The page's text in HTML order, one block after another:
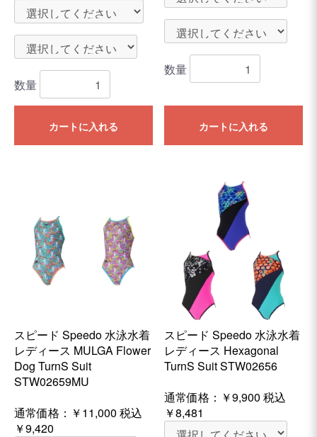
数量
カートに入れる
数量
カートに入れる
スピード Speedo 水泳水着
レディース MULGA Flower
Dog TurnS Suit
STW02659MU
通常価格： ￥11,000 税込
￥9,420
スピード Speedo 水泳水着
レディース Hexagonal
TurnS Suit STW02656
通常価格： ￥9,900 税込
￥8,481